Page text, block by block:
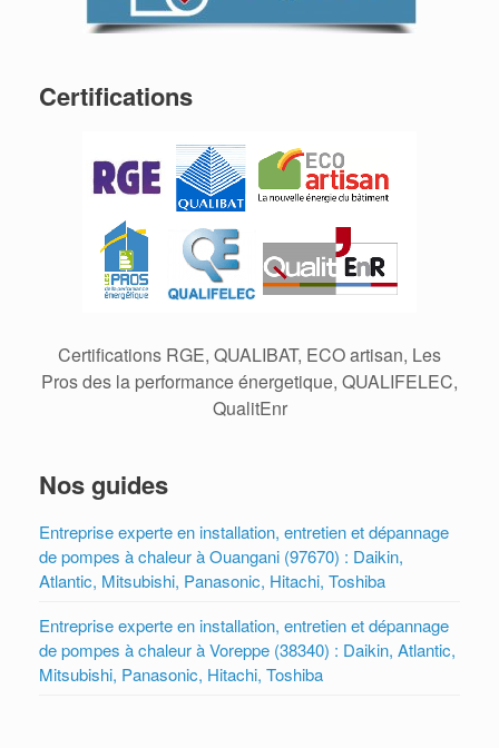
Certifications
Certifications RGE, QUALIBAT, ECO artisan, Les
Pros des la performance énergetique, QUALIFELEC,
QualitEnr
Nos guides
Entreprise experte en installation, entretien et dépannage
de pompes à chaleur à Ouangani (97670) : Daikin,
Atlantic, Mitsubishi, Panasonic, Hitachi, Toshiba
Entreprise experte en installation, entretien et dépannage
de pompes à chaleur à Voreppe (38340) : Daikin, Atlantic,
Mitsubishi, Panasonic, Hitachi, Toshiba